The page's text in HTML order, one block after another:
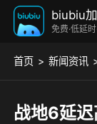
biubiu
免费·低延时
首页 新闻资讯
战地6延